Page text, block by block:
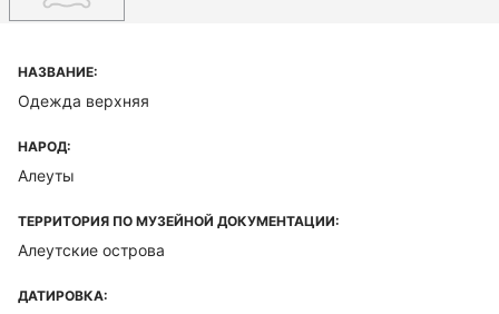
НАЗВАНИЕ:
Одежда верхняя
НАРОД:
Алеуты
ТЕРРИТОРИЯ ПО МУЗЕЙНОЙ ДОКУМЕНТАЦИИ:
Алеутские острова
ДАТИРОВКА: